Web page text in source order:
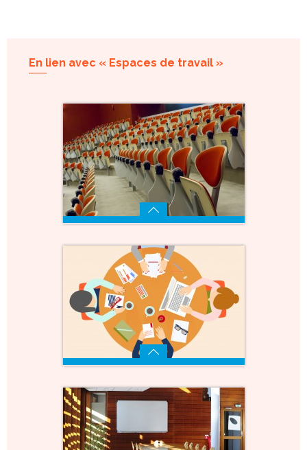
En lien avec « Espaces de travail »
Capacité de 210 personnes
Voir
Capacité 30 personnes